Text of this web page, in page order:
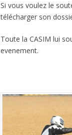
Si vous voulez le
télécharger son
Toute la CASIM lui
evenement.